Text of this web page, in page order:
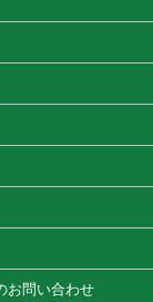
お問い合わせ